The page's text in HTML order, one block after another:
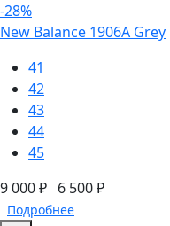
-28%
New Balance 1906А Grey
41
42
43
44
45
9 000 ₽ 6 500 ₽
Подробнее